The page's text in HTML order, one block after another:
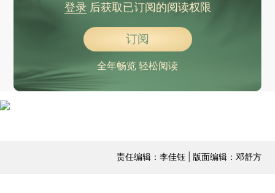
登录后获取已订阅的阅读权限
订阅
全年畅览 轻松阅读
责任编辑：李佳钰 | 版面编辑：邓舒方